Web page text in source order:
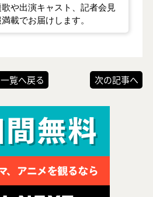
や出演キャスト、記者会見
載でお届けします。
一覧へ戻る 次の記事へ